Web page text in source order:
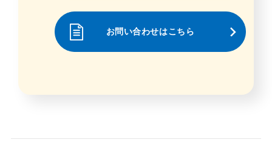
お問い合わせはこちら